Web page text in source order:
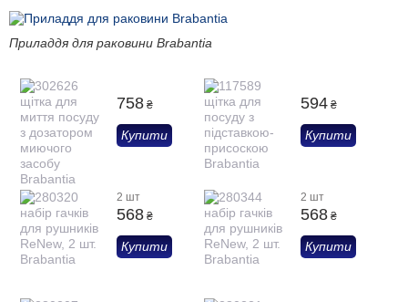
Приладдя для раковини Brabantia
758 ₴
Купити
594 ₴
Купити
2 шт
568 ₴
Купити
2 шт
568 ₴
Купити